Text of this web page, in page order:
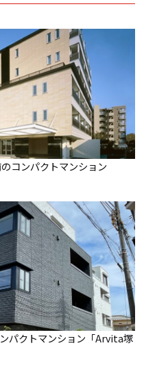
コンパクトマンション
パクトマンション「Arvita塚